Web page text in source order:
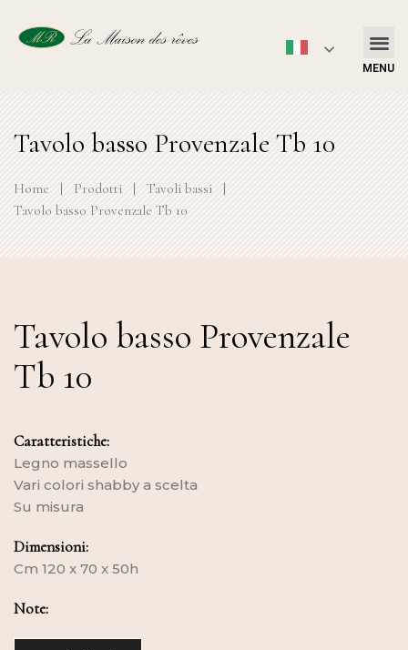
MENU
Tavolo basso Provenzale Tb 10
Home | Prodotti | Tavoli bassi
|
Tavolo basso Provenzale Tb 10
Tavolo basso Provenzale
Tb 10
Caratteristiche:
Legno massello
Vari colori shabby a scelta
Su misura
Dimensioni:
Cm 120 x 70 x 50h
Note: